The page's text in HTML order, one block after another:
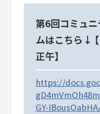
第6回コミュ
ムはこちら↓ 【
正午】
https://
GY-